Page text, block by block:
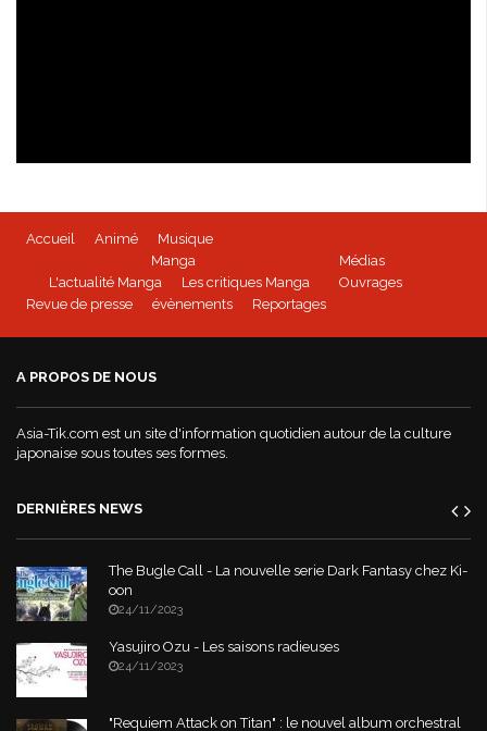
BEYBLADE BURST - Tome 1 disponible
Accueil Animé
Musique
Manga
L'actualité Manga
Les critiques Manga
Médias
Ouvrages
Revue de presse
évènements Reportages
A PROPOS DE NOUS
Asia-Tik.com est un site d'information quotidien autour de la culture
japonaise sous toutes ses formes.
DERNIÈRES NEWS
The Bugle Call - La nouvelle serie Dark Fantasy chez Ki-
oon
24/11/2023
Yasujiro Ozu - Les saisons radieuses
24/11/2023
"Requiem Attack on Titan" : le nouvel album orchestral